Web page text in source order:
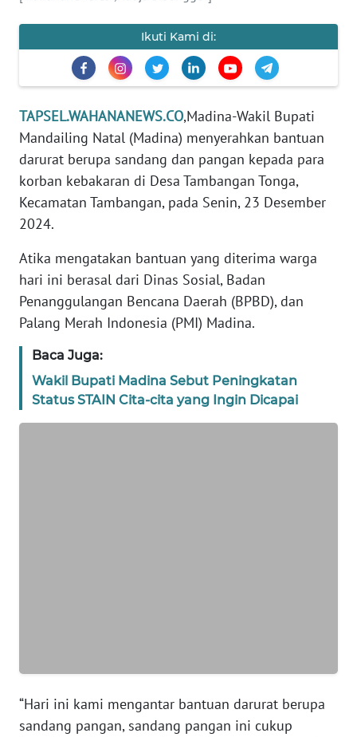
Ikuti Kami di:
TAPSEL.WAHANANEWS.CO,Madina-Wakil Bupati
Mandailing Natal (Madina) menyerahkan bantuan
darurat berupa sandang dan pangan kepada para
korban kebakaran di Desa Tambangan Tonga,
Kecamatan Tambangan, pada Senin, 23 Desember
2024.
Atika mengatakan bantuan yang diterima warga
hari ini berasal dari Dinas Sosial, Badan
Penanggulangan Bencana Daerah (BPBD), dan
Palang Merah Indonesia (PMI) Madina.
Baca Juga:
Wakil Bupati Madina Sebut Peningkatan
Status STAIN Cita-cita yang Ingin Dicapai
“Hari ini kami mengantar bantuan darurat berupa
sandang pangan, sandang pangan ini cukup
SIBER
KARIR
DISCLAIMER
Wahana
News
Regional
WN
SUMUT
WN
WN
JABAR
WN
PAPUA
BARAT